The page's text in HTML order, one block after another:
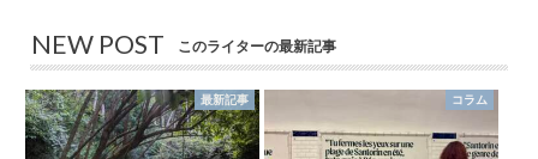
NEW POST このライターの最新記事
最新記事 コラム